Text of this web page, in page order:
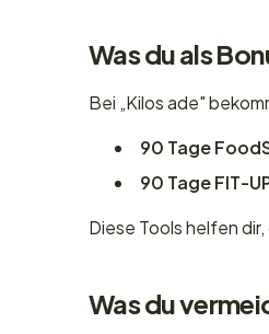
Was du als
Bei „Kilos ade"
90 Tage
90 Tage FIT-
Diese Tools helfen
Was du